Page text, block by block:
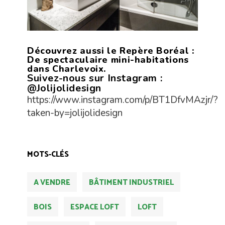
Découvrez aussi le Repère Boréal :
De spectaculaire mini-habitations
dans Charlevoix.
Suivez-nous sur Instagram :
@Jolijolidesign
https://www.instagram.com/p/BT1DfvMAzjr/?
taken-by=jolijolidesign
MOTS-CLÉS
A VENDRE
BÂTIMENT INDUSTRIEL
BOIS
ESPACE LOFT
LOFT